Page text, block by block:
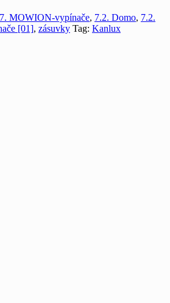
7. MOWION-vypínače, 7.2. Domo, 7.2.
[01], zásuvky Tag: Kanlux